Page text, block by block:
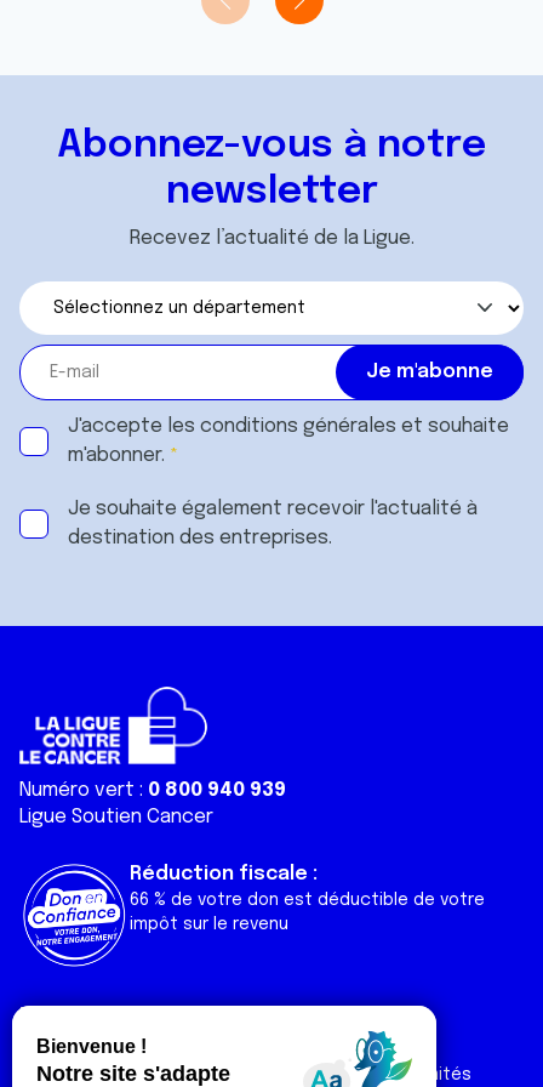
Abonnez-vous à notre
newsletter
Recevez l’actualité de la Ligue.
J'accepte les conditions générales et souhaite
m'abonner.
Je souhaite également recevoir l'actualité à
destination des entreprises.
Numéro vert : 0 800 940 939
Ligue Soutien Cancer
Réduction fiscale :
66 % de votre don est déductible de votre
impôt sur le revenu
Liens utiles
Nos actualités
Nos publications
Espace Ligue & comités